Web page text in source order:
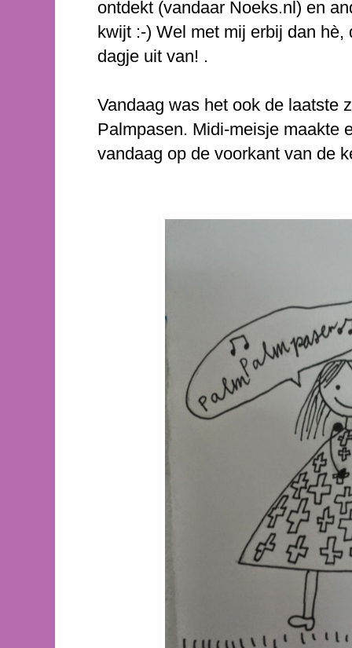
ontdekt (vandaar Noeks.nl) en
kwijt :-) Wel met mij erbij dan
dagje uit van! .
Vandaag was het ook de laatste
Palmpasen. Midi-meisje maakte
vandaag op de voorkant van de